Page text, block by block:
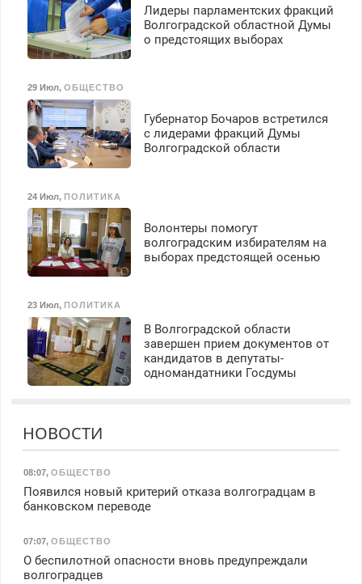
Лидеры парламентских фракций
Волгоградской областной Думы
о предстоящих выборах
29 Июл, ОБЩЕСТВО
Губернатор Бочаров встретился
с лидерами фракций Думы
Волгоградской области
24 Июл, ПОЛИТИКА
Волонтеры помогут
волгоградским избирателям на
выборах предстоящей осенью
23 Июл, ПОЛИТИКА
В Волгоградской области
завершен прием документов от
кандидатов в депутаты-
одномандатники Госдумы
НОВОСТИ
08:07, ОБЩЕСТВО
Появился новый критерий отказа волгоградцам в
банковском переводе
07:07, ОБЩЕСТВО
О беспилотной опасности вновь предупреждали
волгоградцев